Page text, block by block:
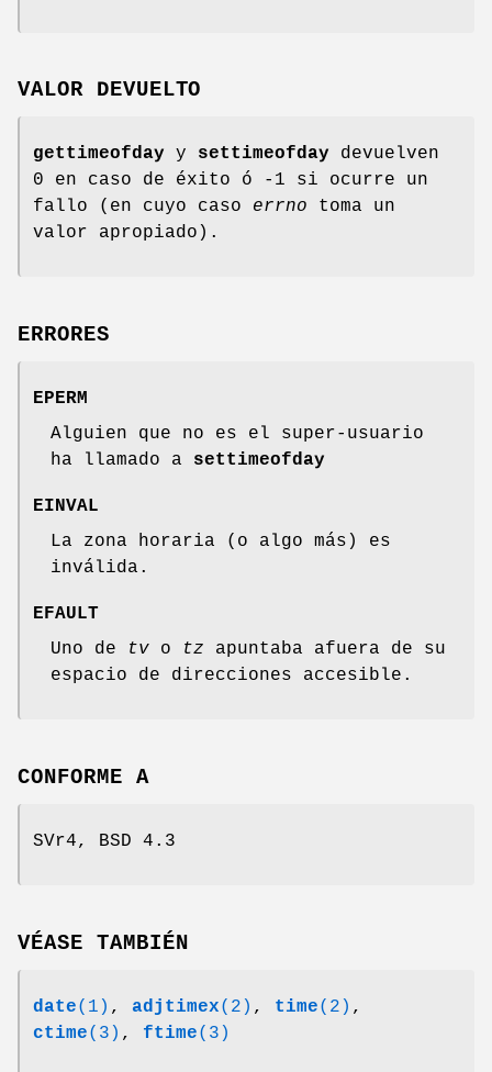
VALOR DEVUELTO
gettimeofday y settimeofday devuelven
0 en caso de éxito ó -1 si ocurre un
fallo (en cuyo caso errno toma un
valor apropiado).
ERRORES
EPERM
Alguien que no es el super-usuario
ha llamado a settimeofday
EINVAL
La zona horaria (o algo más) es
inválida.
EFAULT
Uno de
tv o tz apuntaba afuera de su
espacio de direcciones accesible.
CONFORME A
SVr4, BSD 4.3
VÉASE TAMBIÉN
date(1) , adjtimex(2) , time(2) ,
ctime(3) , ftime(3)